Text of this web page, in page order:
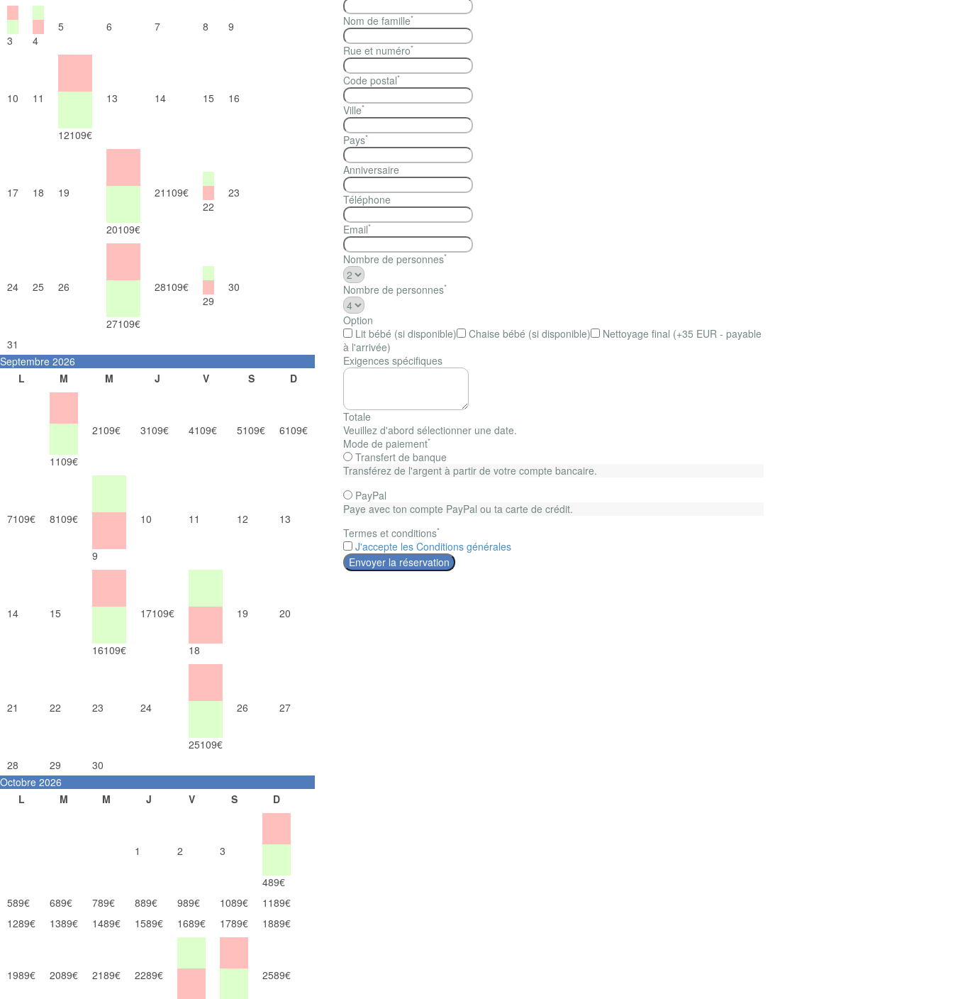
3 4
5 6 7 8 9
10 11
12109€
13 14 15 16
17 18 19
20109€
21 109€
22
23
24 25 26
27109€
28109€
29
30
31
Septembre 2026
L
M M J V S D
1 109€
2109€ 3109€ 4109€ 5109€ 6109€
7109€ 8109€
9
10 11 12 13
14 15
16109€
17109€
18
19 20
21 22 23 24
25109€
26 27
28 29
30
Octobre 2026
L
M M J V S D
1 2 3
489€
589€ 689€ 789€ 889€ 989€ 1089€ 1189€
1289€ 1389€ 1489€ 1589€ 1689€ 1789€ 1889€
1989€ 2089€ 2189€ 2289€ 2589€
Nom de famille*
Rue et numéro*
Code postal*
Ville*
Pays*
Anniversaire
Téléphone
Email*
Nombre de personnes*
Nombre de personnes*
Option
Lit bébé (si disponible)
Chaise bébé (si disponible)
Nettoyage final (+35 EUR - payable
à l'arrivée)
Exigences spécifiques
Totale
Veuillez d'abord sélectionner une date.
Mode de paiement*
Transfert de banque
Transférez de l'argent à partir de votre compte bancaire.
PayPal
Paye avec ton compte PayPal ou ta carte de crédit.
Termes et conditions*
J'accepte les Conditions générales
Envoyer la réservation